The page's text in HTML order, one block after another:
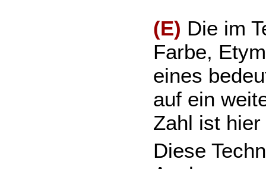
(E) Die im
Farbe,
eines
auf ein
Zahl ist
Diese